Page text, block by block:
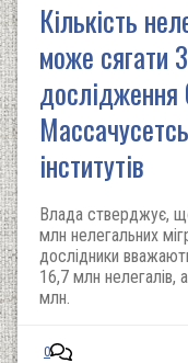
Кількість
може сягати
дослідження
інститутів
Влада стверджує,
млн нелегальних
дослідники
16,7 млн ​​нелегалів,
млн.
0